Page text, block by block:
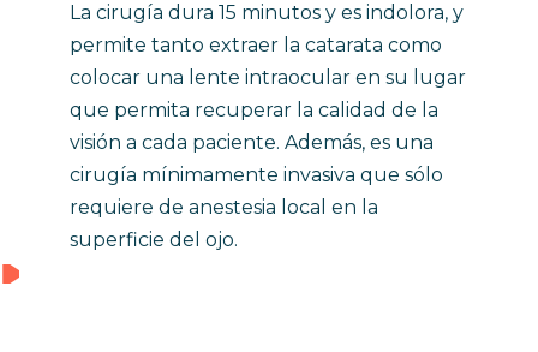
La cirugía dura 15 minutos y es indolora, y
permite tanto extraer la catarata como
colocar una lente intraocular en su lugar
que permita recuperar la calidad de la
visión a cada paciente. Además, es una
cirugía mínimamente invasiva que sólo
requiere de anestesia local en la
superficie del ojo.